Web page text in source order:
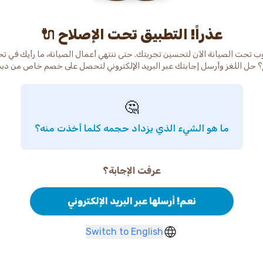
عذراً! التطبيق تحت الإصلاح 🔌
تحت الصيانة الآن لتحسين تجربتك. حتى ننتهي أعمال الصيانة، ما رأيك في
حل اللغز وأرسل إجابتك عبر البريد الإلكتروني لتحصل على خصم خاص من
🤔
ما هو الشيء الذي يزداد حجمه كلما أخذت منه؟
عرفت الإجابة؟
نعم! أرسلها عبر البريد الإلكتروني
Switch to English